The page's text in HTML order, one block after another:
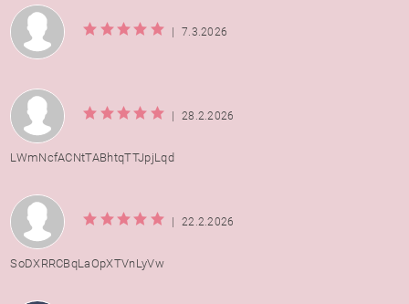
| 7.3.2026
| 28.2.2026
LWmNcfACNtTABhtqTTJpjLqd
| 22.2.2026
SoDXRRCBqLaOpXTVnLyVw